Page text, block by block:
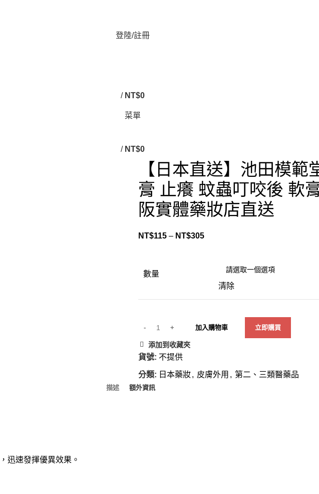
登陸/註冊
/ NT$0
菜單
/ NT$0
【日本直送】池田模範
膏 止癢 蚊蟲叮咬後 軟
阪實體藥妝店直送
NT$115 – NT$305
數量
清除
加入購物車 立即購買
添加到收藏夾
貨號: 不提供
分類: 日本藥妝, 皮膚外用 , 第二、三類醫藥品
描述 額外資訊
迅速發揮優異效果。